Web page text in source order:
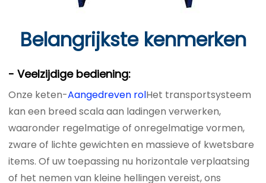
Belangrijkste kenmerken
- Veelzijdige bediening:
Onze keten-Aangedreven rolHet transportsysteem
kan een breed scala aan ladingen verwerken,
waaronder regelmatige of onregelmatige vormen,
zware of lichte gewichten en massieve of kwetsbare
items. Of uw toepassing nu horizontale verplaatsing
of het nemen van kleine hellingen vereist, ons